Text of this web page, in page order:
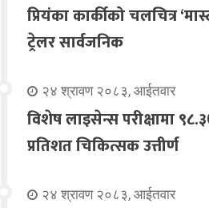
प्रियंका कार्कीको चलचित्र
ट्रेलर सार्वजनिक
२४ श्रावण २०८३, आईतवार
विशेष लाइसेन्स परीक्षामा
प्रतिशत चिकित्सक उत्तीर्ण
२४ श्रावण २०८३, आईतवार